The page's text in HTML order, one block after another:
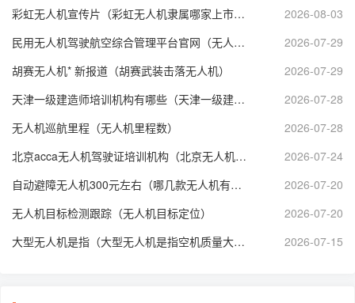
彩虹无人机宣传片（彩虹无人机隶属哪家上市公司）
2026-08-03
民用无人机驾驶航空综合管理平台官网（无人机考证报名入口官网）
2026-07-29
胡赛无人机* 新报道（胡赛武装击落无人机）
2026-07-29
天津一级建造师培训机构有哪些（天津一级建造师* 新招聘）
2026-07-28
无人机巡航里程（无人机里程数）
2026-07-28
北京acca无人机驾驶证培训机构（北京无人机培训机构哪个好）
2026-07-24
自动避障无人机300元左右（哪几款无人机有自动避障功能）
2026-07-20
无人机目标检测跟踪（无人机目标定位）
2026-07-20
大型无人机是指（大型无人机是指空机质量大于多少千克的无人机?）
2026-07-15